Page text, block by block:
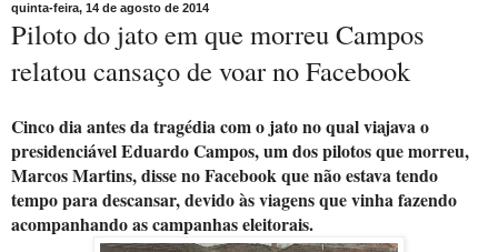
quinta-feira, 14 de agosto de 2014
Piloto do jato em que morreu Campos
relatou cansaço de voar no Facebook
Cinco dia antes da tragédia com o jato no qual viajava o
presidenciável Eduardo Campos, um dos pilotos que morreu,
Marcos Martins, disse no Facebook que não estava tendo
tempo para descansar, devido às viagens que vinha fazendo
acompanhando as campanhas eleitorais.